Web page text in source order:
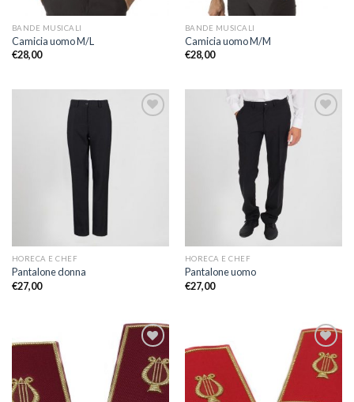
BANDE MUSICALI
Camicia uomo M/L
€28,00
BANDE MUSICALI
Camicia uomo M/M
€28,00
HORECA E CHEF
Pantalone donna
€27,00
Aggiungi
alla lista
HORECA E CHEF
Pantalone uomo
€27,00
Aggiungi
alla lista
dei
desideri
Aggiungi
alla lista
dei